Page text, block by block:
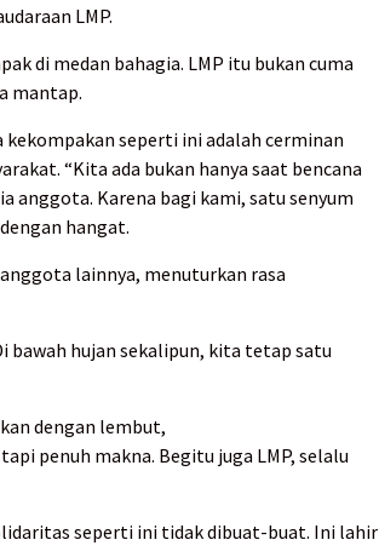
LMP.
di medan bahagia. LMP itu bukan cuma
mantap.
kekompakan seperti ini adalah cerminan
“Kita ada bukan hanya saat bencana
anggota. Karena bagi kami, satu senyum
hangat.
lainnya, menuturkan rasa
bawah hujan sekalipun, kita tetap satu
dengan lembut,
penuh makna. Begitu juga LMP, selalu
seperti ini tidak dibuat-buat. Ini lahir